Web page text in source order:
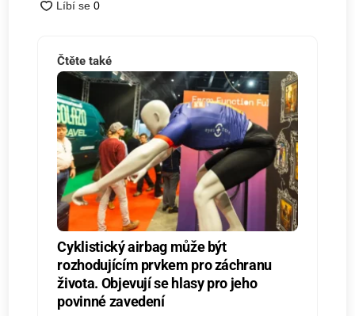
Čtěte také
Cyklistický airbag může být
rozhodujícím prvkem pro záchranu
života. Objevují se hlasy pro jeho
povinné zavedení